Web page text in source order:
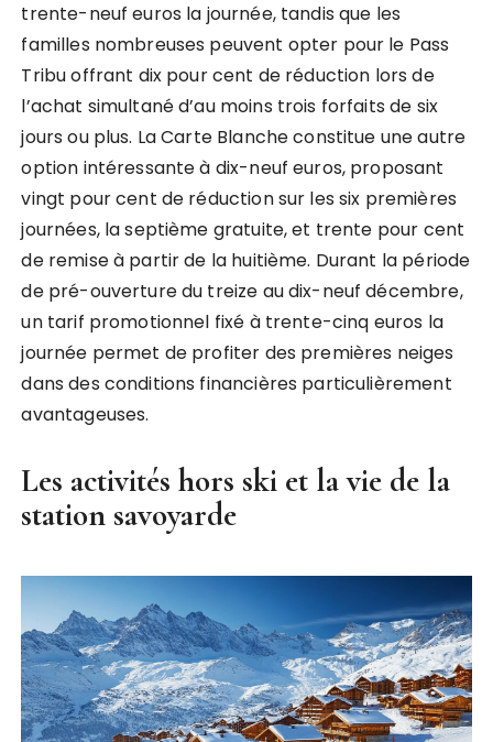
trente-neuf euros la journée, tandis que les
familles nombreuses peuvent opter pour le Pass
Tribu offrant dix pour cent de réduction lors de
l’achat simultané d’au moins trois forfaits de six
jours ou plus. La Carte Blanche constitue une autre
option intéressante à dix-neuf euros, proposant
vingt pour cent de réduction sur les six premières
journées, la septième gratuite, et trente pour cent
de remise à partir de la huitième. Durant la période
de pré-ouverture du treize au dix-neuf décembre,
un tarif promotionnel fixé à trente-cinq euros la
journée permet de profiter des premières neiges
dans des conditions financières particulièrement
avantageuses.
Les activités hors ski et la vie de la
station savoyarde